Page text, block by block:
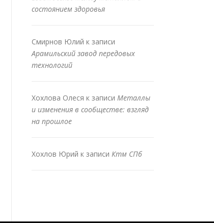
состоянием здоровья
Смирнов Юлий к записи
Арамильский завод передовых
технологий
Хохлова Олеся к записи Металлы
и изменения в сообществе: взгляд
на прошлое
Хохлов Юрий к записи Ктм СПб